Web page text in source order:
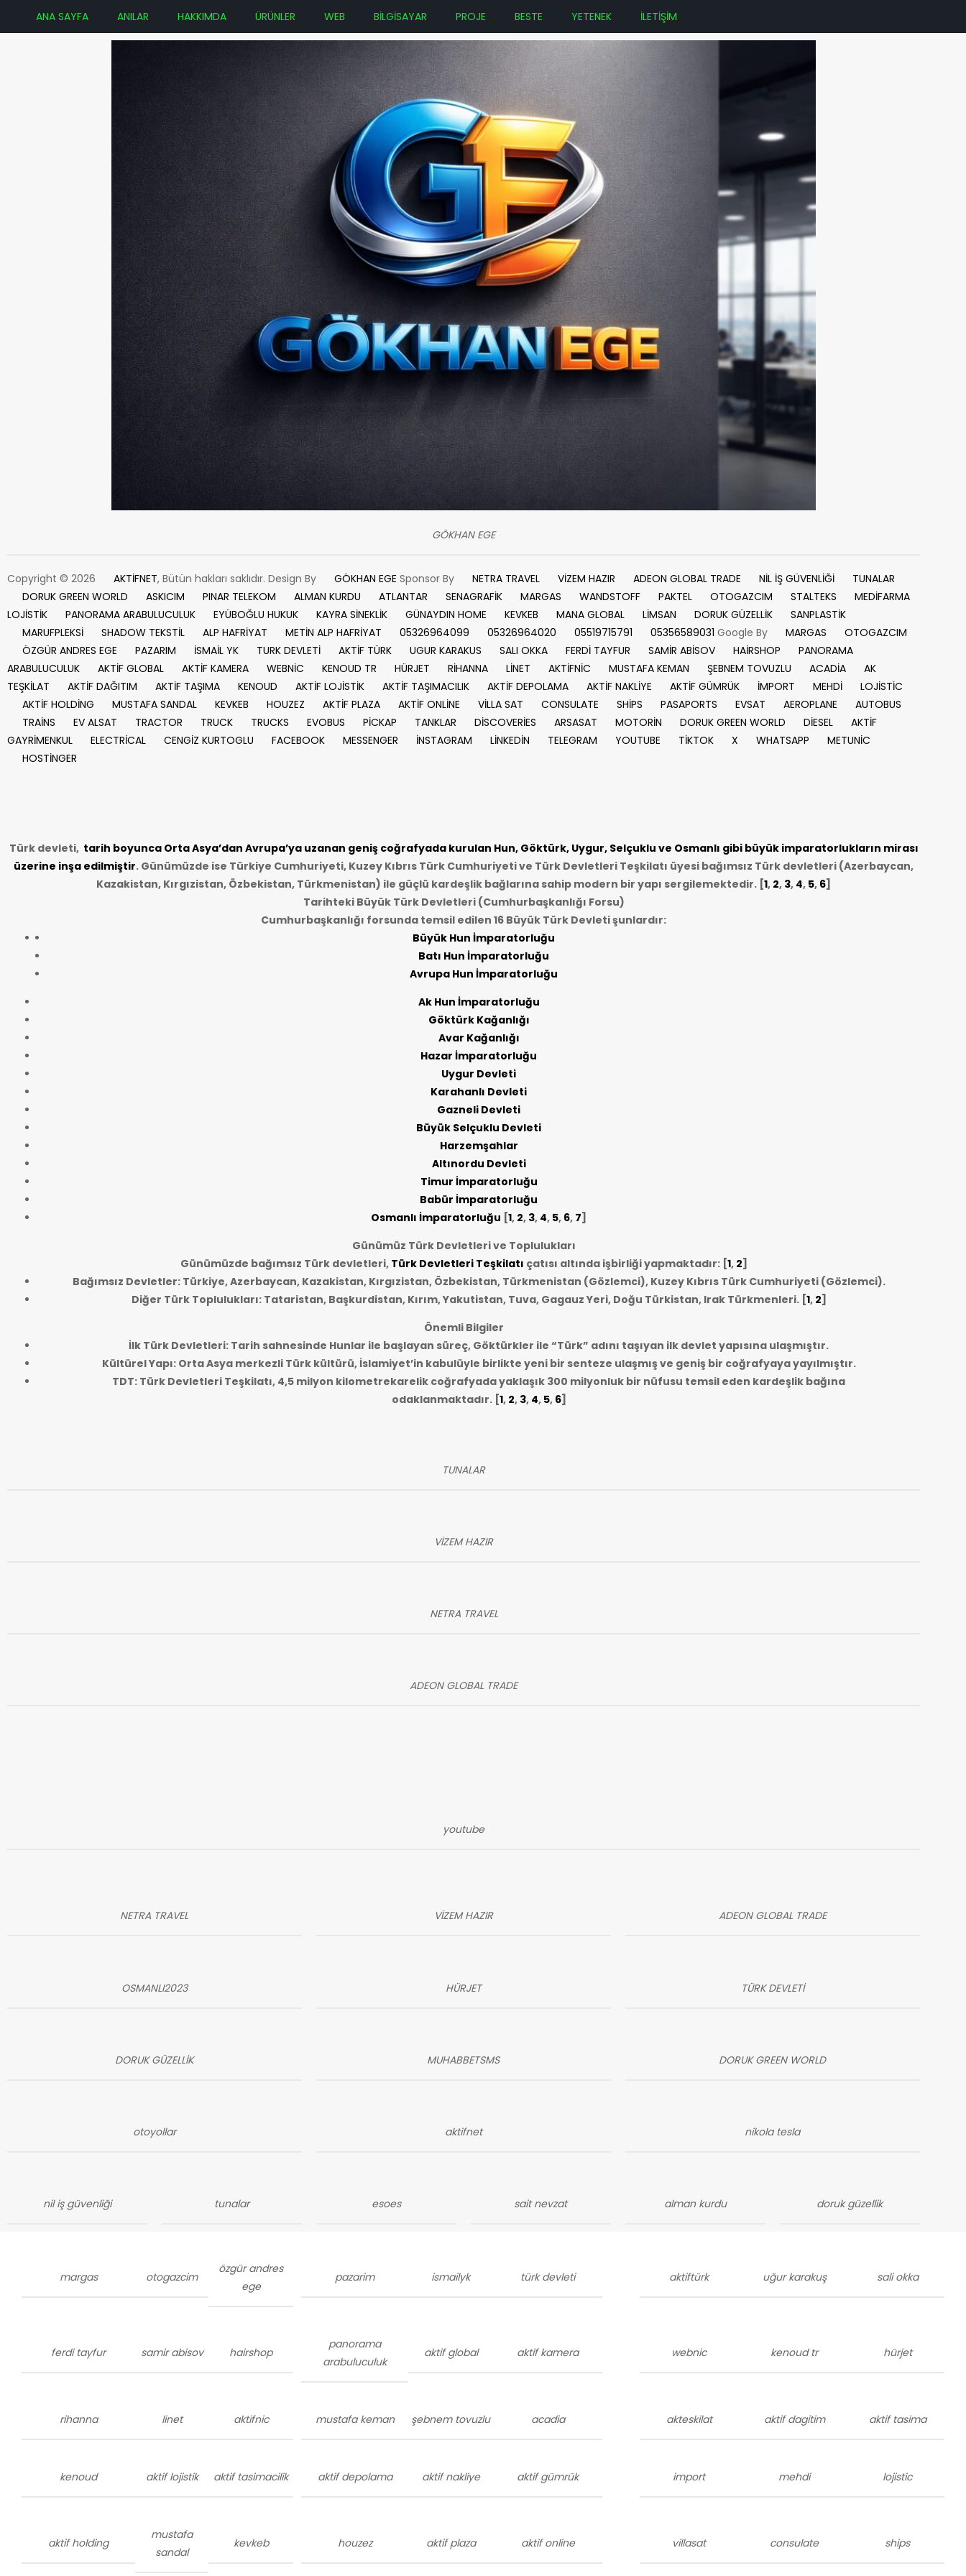
ANA SAYFA ANILAR HAKKIMDA ÜRÜNLER WEB BİLGİSAYAR PROJE BESTE YETENEK İLETİŞİM
GÖKHAN EGE
Copyright © 2026 AKTİFNET, Bütün hakları saklıdır. Design By GÖKHAN EGE Sponsor By NETRA TRAVEL VİZEM HAZIR ADEON GLOBAL TRADE NİL İŞ GÜVENLİĞİ
TUNALAR
DORUK GREEN WORLD
ASKICIM PINAR TELEKOM ALMAN KURDU ATLANTAR SENAGRAFİK MARGAS WANDSTOFF PAKTEL OTOGAZCIM STALTEKS
MEDİFARMA
LOJİSTİK
PANORAMA ARABULUCULUK EYÜBOĞLU HUKUK KAYRA SİNEKLİK GÜNAYDIN HOME KEVKEB MANA GLOBAL LİMSAN DORUK GÜZELLİK
SANPLASTİK
MARUFPLEKSİ
SHADOW TEKSTİL ALP HAFRİYAT METİN ALP HAFRİYAT 05326964099 05326964020 05519715791 05356589031 Google By MARGAS
OTOGAZCIM
ÖZGÜR ANDRES EGE
PAZARIM İSMAİL YK TURK DEVLETİ AKTİF TÜRK UGUR KARAKUS SALI OKKA FERDİ TAYFUR SAMİR ABİSOV HAİRSHOP
PANORAMA
ARABULUCULUK
AKTİF GLOBAL AKTİF KAMERA WEBNİC KENOUD TR HÜRJET RİHANNA LİNET AKTİFNİC MUSTAFA KEMAN ŞEBNEM TOVUZLU ACADİA
AK
TEŞKİLAT
AKTİF DAĞITIM AKTİF TAŞIMA KENOUD AKTİF LOJİSTİK AKTİF TAŞIMACILIK AKTİF DEPOLAMA AKTİF NAKLİYE AKTİF GÜMRÜK İMPORT MEHDİ
LOJİSTİC
AKTİF HOLDİNG
MUSTAFA SANDAL KEVKEB HOUZEZ AKTİF PLAZA AKTİF ONLİNE VİLLA SAT CONSULATE SHİPS PASAPORTS EVSAT AEROPLANE
AUTOBUS
TRAİNS
EV ALSAT TRACTOR TRUCK TRUCKS EVOBUS PİCKAP TANKLAR DİSCOVERİES ARSASAT MOTORİN DORUK GREEN WORLD DİESEL
AKTİF
GAYRİMENKUL
ELECTRİCAL CENGİZ KURTOGLU FACEBOOK MESSENGER İNSTAGRAM LİNKEDİN TELEGRAM YOUTUBE TİKTOK X WHATSAPP
METUNİC
HOSTİNGER
Türk devleti, tarih boyunca Orta Asya’dan Avrupa’ya uzanan geniş coğrafyada kurulan Hun, Göktürk, Uygur, Selçuklu ve Osmanlı gibi büyük imparatorlukların mirası
üzerine inşa edilmiştir. Günümüzde ise Türkiye Cumhuriyeti, Kuzey Kıbrıs Türk Cumhuriyeti ve Türk Devletleri Teşkilatı üyesi bağımsız Türk devletleri (Azerbaycan,
Kazakistan, Kırgızistan, Özbekistan, Türkmenistan) ile güçlü kardeşlik bağlarına sahip modern bir yapı sergilemektedir. [1, 2, 3, 4, 5, 6]
Tarihteki Büyük Türk Devletleri (Cumhurbaşkanlığı Forsu)
Cumhurbaşkanlığı forsunda temsil edilen 16 Büyük Türk Devleti şunlardır:
Büyük Hun İmparatorluğu
Batı Hun İmparatorluğu
Avrupa Hun İmparatorluğu
Ak Hun İmparatorluğu
Göktürk Kağanlığı
Avar Kağanlığı
Hazar İmparatorluğu
Uygur Devleti
Karahanlı Devleti
Gazneli Devleti
Büyük Selçuklu Devleti
Harzemşahlar
Altınordu Devleti
Timur İmparatorluğu
Babür İmparatorluğu
Osmanlı İmparatorluğu [1, 2, 3, 4, 5, 6, 7]
Günümüz Türk Devletleri ve Toplulukları
Günümüzde bağımsız Türk devletleri, Türk Devletleri Teşkilatı çatısı altında işbirliği yapmaktadır: [1, 2]
Bağımsız Devletler: Türkiye, Azerbaycan, Kazakistan, Kırgızistan, Özbekistan, Türkmenistan (Gözlemci), Kuzey Kıbrıs Türk Cumhuriyeti (Gözlemci).
Diğer Türk Toplulukları: Tataristan, Başkurdistan, Kırım, Yakutistan, Tuva, Gagauz Yeri, Doğu Türkistan, Irak Türkmenleri.[1, 2]
Önemli Bilgiler
İlk Türk Devletleri: Tarih sahnesinde Hunlar ile başlayan süreç, Göktürkler ile “Türk” adını taşıyan ilk devlet yapısına ulaşmıştır.
Kültürel Yapı: Orta Asya merkezli Türk kültürü, İslamiyet’in kabulüyle birlikte yeni bir senteze ulaşmış ve geniş bir coğrafyaya yayılmıştır.
TDT: Türk Devletleri Teşkilatı, 4,5 milyon kilometrekarelik coğrafyada yaklaşık 300 milyonluk bir nüfusu temsil eden kardeşlik bağına
odaklanmaktadır.[1, 2, 3, 4, 5, 6]
TUNALAR
VİZEM HAZIR
NETRA TRAVEL
ADEON GLOBAL TRADE
youtube
NETRA TRAVEL VİZEM HAZIR ADEON GLOBAL TRADE
OSMANLI2023 HÜRJET TÜRK DEVLETİ
DORUK GÜZELLİK MUHABBETSMS DORUK GREEN WORLD
otoyollar aktifnet nikola tesla
nil iş güvenliği tunalar esoes sait nevzat alman kurdu doruk güzellik
margas otogazcim
özgür andres
ege
pazarim ismailyk türk devleti aktiftürk uğur karakuş sali okka
ferdi tayfur samir abisov hairshop
panorama
arabuluculuk
aktif global aktif kamera webnic kenoud tr hürjet
rihanna linet aktifnic mustafa keman şebnem tovuzlu acadia akteskilat aktif dagitim aktif tasima
kenoud aktif lojistik aktif tasimacilik aktif depolama aktif nakliye aktif gümrük import mehdi lojistic
aktif holding
mustafa
sandal
kevkeb houzez aktif plaza aktif online villasat consulate ships